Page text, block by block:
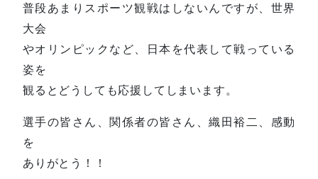
普段あまりスポーツ観戦はしないんですが、世界
大会
やオリンピックなど、日本を代表して戦っている
姿を
観るとどうしても応援してしまいます。
選手の皆さん、関係者の皆さん、織田裕二、感動
を
ありがとう！！